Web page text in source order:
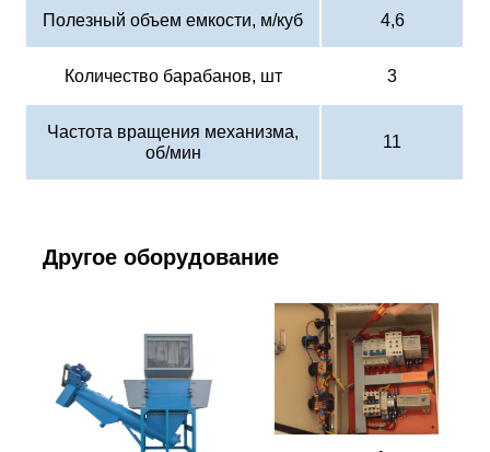
Полезный объем емкости, м/куб 4,6
Количество барабанов, шт 3
Частота вращения механизма,
об/мин
11
Другое оборудование